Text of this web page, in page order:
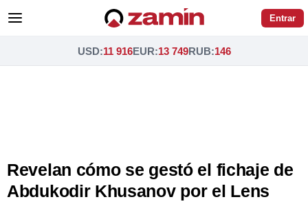
Entrar
USD:11 916EUR:13 749RUB:146
Revelan cómo se gestó el fichaje de
Abdukodir Khusanov por el Lens